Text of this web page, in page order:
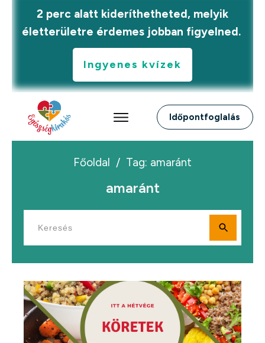
2 perc alatt kideríthetheted, melyik
életterületre érdemes jobban figyelned.
Ingyenes kvízek
Időpontfoglalás
Főoldal / Tag: amaránt
amaránt